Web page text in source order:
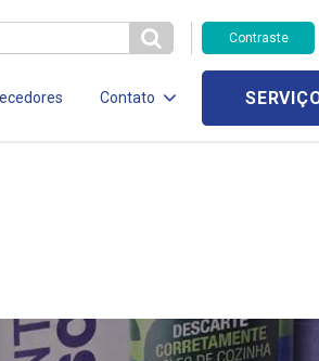
Contraste
Contato